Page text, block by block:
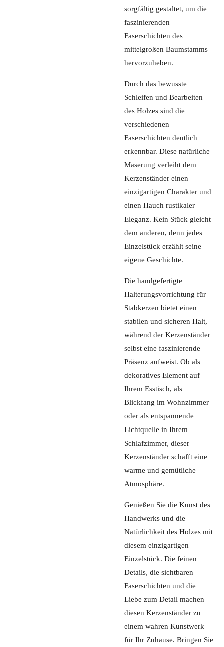
sorgfältig gestaltet, um die
faszinierenden
Faserschichten des
mittelgroßen Baumstamms
hervorzuheben.
Durch das bewusste
Schleifen und Bearbeiten
des Holzes sind die
verschiedenen
Faserschichten deutlich
erkennbar. Diese natürliche
Maserung verleiht dem
Kerzenständer einen
einzigartigen Charakter und
einen Hauch rustikaler
Eleganz. Kein Stück gleicht
dem anderen, denn jedes
Einzelstück erzählt seine
eigene Geschichte.
Die handgefertigte
Halterungsvorrichtung für
Stabkerzen bietet einen
stabilen und sicheren Halt,
während der Kerzenständer
selbst eine faszinierende
Präsenz aufweist. Ob als
dekoratives Element auf
Ihrem Esstisch, als
Blickfang im Wohnzimmer
oder als entspannende
Lichtquelle in Ihrem
Schlafzimmer, dieser
Kerzenständer schafft eine
warme und gemütliche
Atmosphäre.
Genießen Sie die Kunst des
Handwerks und die
Natürlichkeit des Holzes mit
diesem einzigartigen
Einzelstück. Die feinen
Details, die sichtbaren
Faserschichten und die
Liebe zum Detail machen
diesen Kerzenständer zu
einem wahren Kunstwerk
für Ihr Zuhause. Bringen Sie